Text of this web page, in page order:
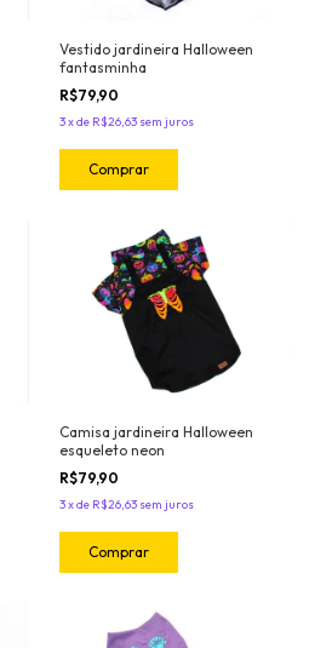
Vestido jardineira Halloween
fantasminha
R$79,90
3xde R$26,63 sem juros
Comprar
Camisa jardineira Halloween
esqueleto neon
R$79,90
3xde R$26,63 sem juros
Comprar